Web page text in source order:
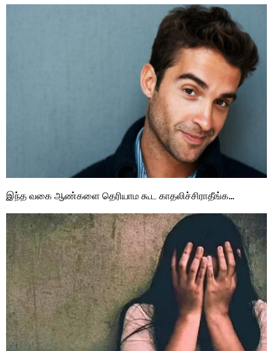
இந்த வகை ஆண்களை தெரியாம கூட காதலிச்சிராதீங்க…